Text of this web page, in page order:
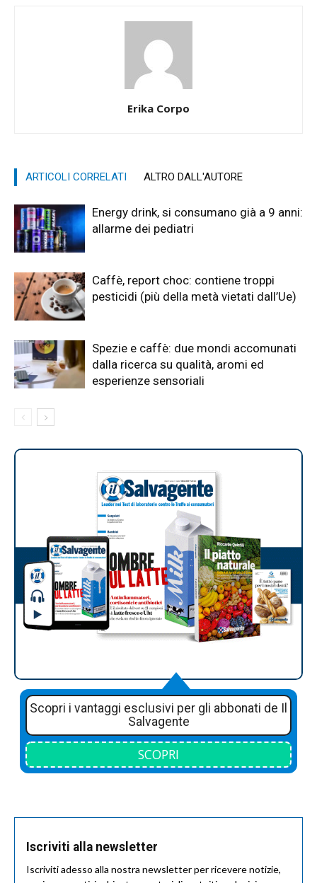
Erika Corpo
ARTICOLI CORRELATI ALTRO DALL'AUTORE
Energy drink, si consumano già a 9 anni:
allarme dei pediatri
Caffè, report choc: contiene troppi
pesticidi (più della metà vietati dall’Ue)
Spezie e caffè: due mondi accomunati
dalla ricerca su qualità, aromi ed
esperienze sensoriali
Scopri i vantaggi esclusivi per gli abbonati de Il
Salvagente
SCOPRI
Iscriviti alla newsletter
Iscriviti adesso alla nostra newsletter per ricevere notizie,